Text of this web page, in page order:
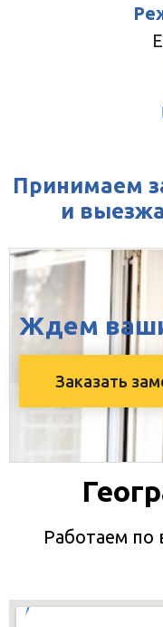
Принимаем
и
Ждем
Заказать
Работаем по